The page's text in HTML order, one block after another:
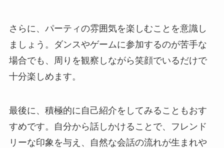
さらに、パーティの雰囲気を楽しむことを意識し
ましょう。ダンスやゲームに参加するのが苦手な
場合でも、周りを観察しながら笑顔でいるだけで
十分楽しめます。
最後に、積極的に自己紹介をしてみることもおす
すめです。自分から話しかけることで、フレンド
リーな印象を与え、自然な会話の流れが生まれや